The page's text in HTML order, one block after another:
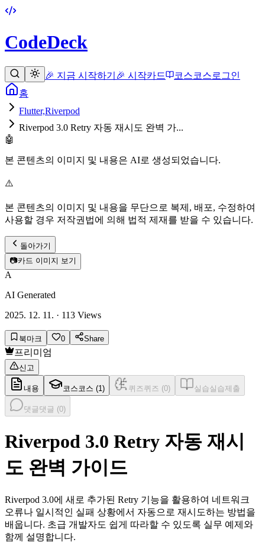
CodeDeck
🎉 지금 시작하기 🎉 시작카드 코스코스로그인
홈
Flutter,Riverpod
Riverpod 3.0 Retry 자동 재시도 완벽 가...
🤖
본 콘텐츠의 이미지 및 내용은 AI로 생성되었습니다.
⚠️
본 콘텐츠의 이미지 및 내용을 무단으로 복제, 배포, 수정하여
사용할 경우 저작권법에 의해 법적 제재를 받을 수 있습니다.
돌아가기
📷카드 이미지 보기
A
AI Generated
2025. 12. 11. · 113 Views
북마크 0 Share
프리미엄
신고
내용 코스 코스 (1 ) 퀴즈퀴즈 (0) 실습실습제출
댓글댓글 (0)
Riverpod 3.0 Retry 자동 재시
도 완벽 가이드
Riverpod 3.0에 새로 추가된 Retry 기능을 활용하여 네트워크
오류나 일시적인 실패 상황에서 자동으로 재시도하는 방법을
배웁니다. 초급 개발자도 쉽게 따라할 수 있도록 실무 예제와
함께 설명합니다.